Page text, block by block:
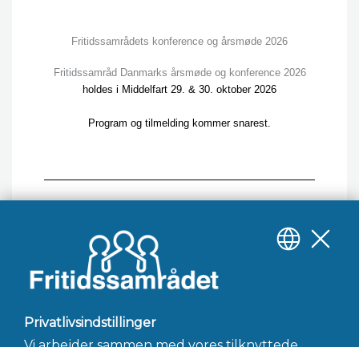
Fritidssamrådets konference og årsmøde 2026
Fritidssamråd Danmarks årsmøde og konference 2026
holdes i Middelfart 29. & 30. oktober 2026
Program og tilmelding kommer snarest.